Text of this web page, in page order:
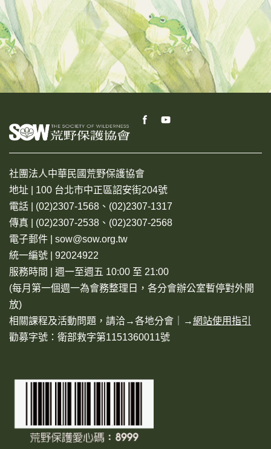
社團法人中華民國荒野保護協會
地址 | 100 台北市中正區詔安街204號
電話 | (02)2307-1568、(02)2307-1317
傳真 | (02)2307-2538、(02)2307-2568
電子郵件 | sow@sow.org.tw
統一編號 | 92024922
服務時間 | 週一至週五 10:00 至 21:00
(每月第一個週一為會務整理日，各分會辦公室暫停對外開
放)
相關課程及活動問題，請洽→各地分會 ｜→網站使用指引
勸募字號：衛部救字第1151360011號